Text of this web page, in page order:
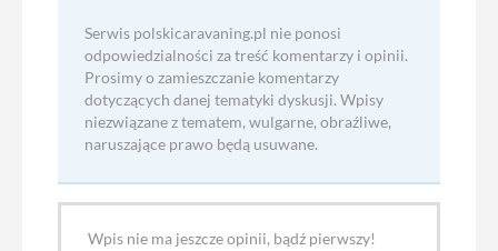
Serwis polskicaravaning.pl nie ponosi
odpowiedzialności za treść komentarzy i opinii.
Prosimy o zamieszczanie komentarzy
dotyczących danej tematyki dyskusji. Wpisy
niezwiązane z tematem, wulgarne, obraźliwe,
naruszające prawo będą usuwane.
Wpis nie ma jeszcze opinii, bądź pierwszy!